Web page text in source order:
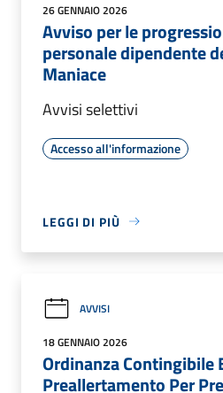
26 GENNAIO 2026
Avviso per le
personale dipendente
Maniace
Avvisi selettivi
Accesso all'informazione
LEGGI DI PIÙ
AVVISI
18 GENNAIO 2026
Ordinanza Contingibile
Preallertamento Per